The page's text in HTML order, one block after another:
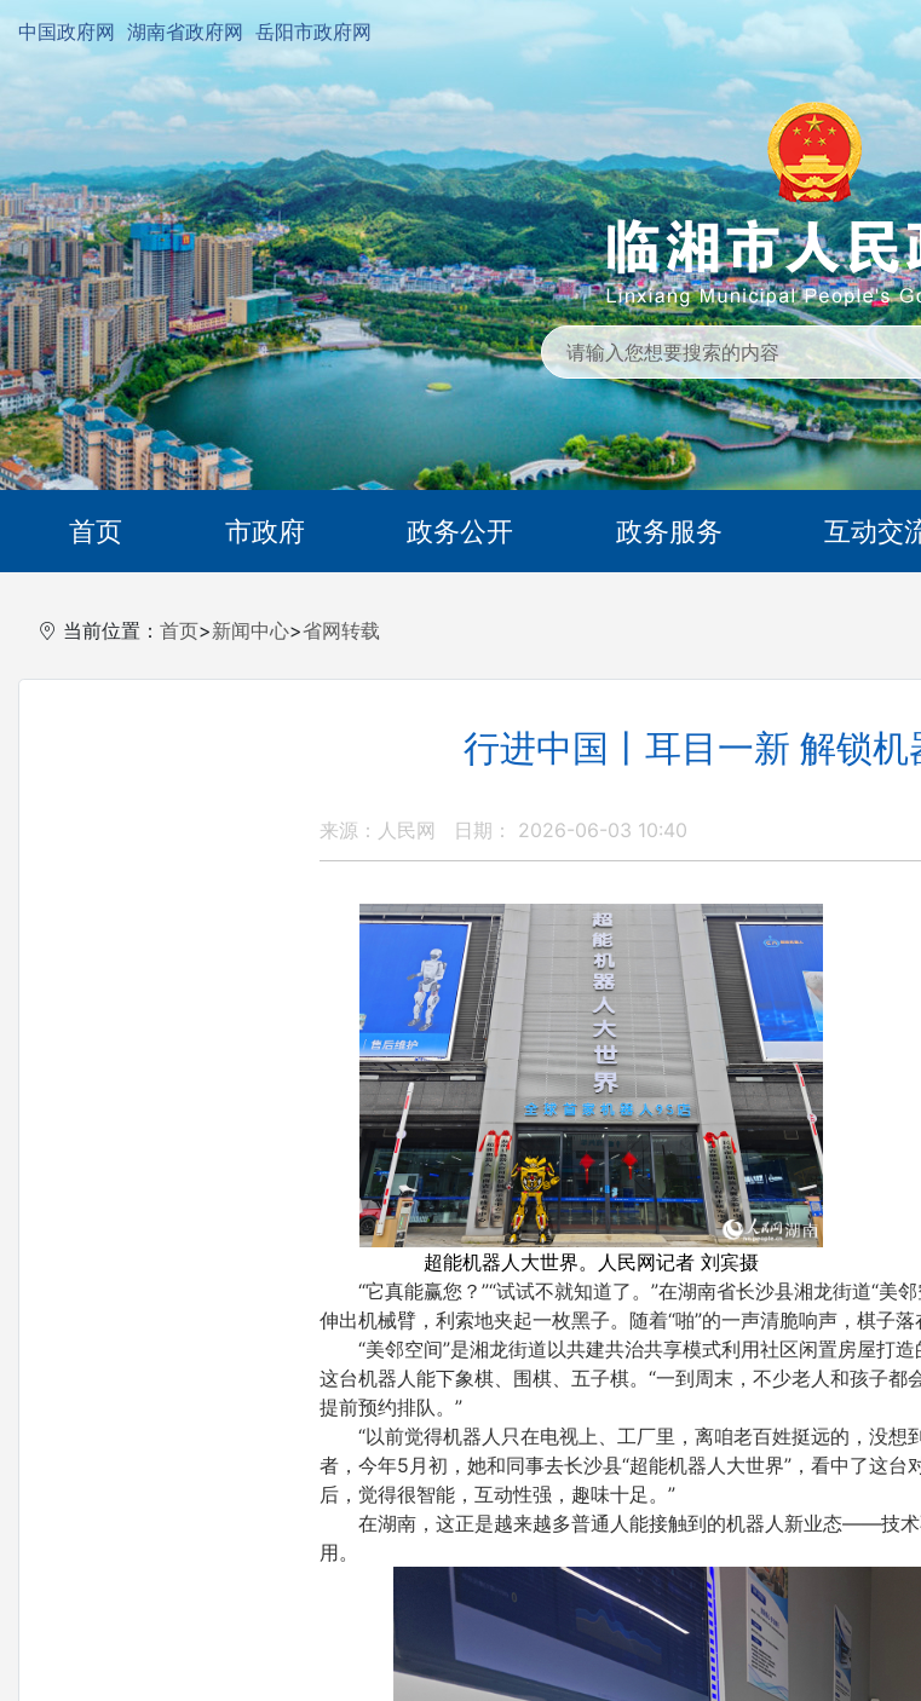
中国政府网 湖南省政府网 岳阳市政府网
首页 市政府 政务公开 政务服务 互动交
当前位置： 首页>新闻中心>省网转载
行进中国丨耳目一新 解锁
来源：人民网 日期： 2026-06-03 10:40
超能机器人大世界。人民网记者 刘宾摄
“它真能赢您？”“试试不就知道了。”在湖南省长沙县湘龙街道“美
伸出机械臂，利索地夹起一枚黑子。随着“啪”的一声清脆响声，棋子
“美邻空间”是湘龙街道以共建共治共享模式利用社区闲置房屋打
这台机器人能下象棋、围棋、五子棋。“一到周末，不少老人和孩子
提前预约排队。”
“以前觉得机器人只在电视上、工厂里，离咱老百姓挺远的，没想
者，今年5月初，她和同事去长沙县“超能机器人大世界”，看中了这台
后，觉得很智能，互动性强，趣味十足。”
在湖南，这正是越来越多普通人能接触到的机器人新业态——技
用。